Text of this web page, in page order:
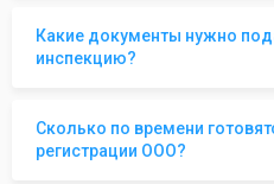
Какие документы нужно
инспекцию?
Сколько по времени
регистрации ООО?